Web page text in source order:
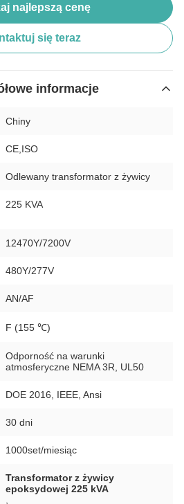
najlepszą cenę
się teraz
informacje
Chiny
CE,ISO
Odlewany transformator z żywicy
225 KVA
12470Y/7200V
480Y/277V
AN/AF
F (155 ℃)
Odporność na warunki
atmosferyczne NEMA 3R, UL50
DOE 2016, IEEE, Ansi
30 dni
1000set/miesiąc
Transformator z żywicy
epoksydowej 225 kVA